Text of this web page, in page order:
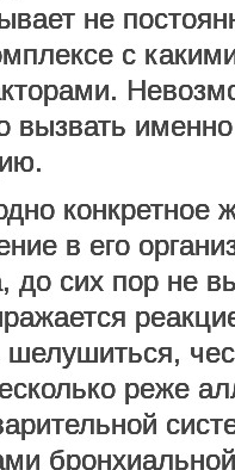
не
с
вызвать
конкретное
в его
до сих пор не
реже